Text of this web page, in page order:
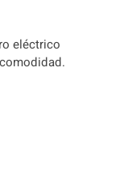
eléctrico